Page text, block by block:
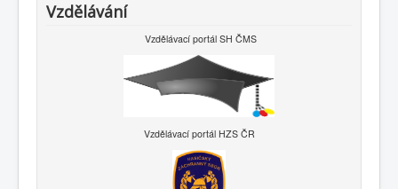
Vzdělávání
Vzdělávací portál SH ČMS
Vzdělávací portál HZS ČR